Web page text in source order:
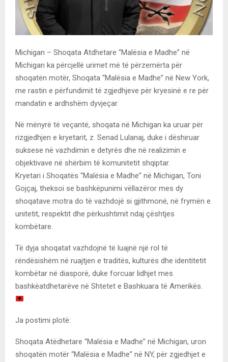
Michigan – Shoqata Atdhetare “Malësia e Madhe” në
Michigan ka përcjellë urimet më të përzemërta për
shoqatën motër, Shoqata “Malësia e Madhe” në New York,
me rastin e përfundimit të zgjedhjeve për kryesinë e re për
mandatin e ardhshëm dyvjeçar.
Në mënyrë të veçantë, shoqata në Michigan ka uruar për
rizgjedhjen e kryetarit, z. Senad Lulanaj, duke i dëshiruar
suksese në vazhdimin e detyrës dhe në realizimin e
objektivave në shërbim të komunitetit shqiptar.
Kryetari i Shoqatës “Malësia e Madhe” në Michigan, Toni
Gojçaj, theksoi se bashkëpunimi vëllazëror mes dy
shoqatave motra do të vazhdojë si gjithmonë, në frymën e
unitetit, respektit dhe përkushtimit ndaj çështjes
kombëtare.
Të dyja shoqatat vazhdojnë të luajnë një rol të
rëndësishëm në ruajtjen e traditës, kulturës dhe identitetit
kombëtar në diasporë, duke forcuar lidhjet mes
bashkëatdhetarëve në Shtetet e Bashkuara të Amerikës.
Ja postimi plotë:
Shoqata Atëdhetare “Malësia e Madhe” në Michigan, uron
shoqatën motër “Malësia e Madhe” në NY, për zgjedhjet e